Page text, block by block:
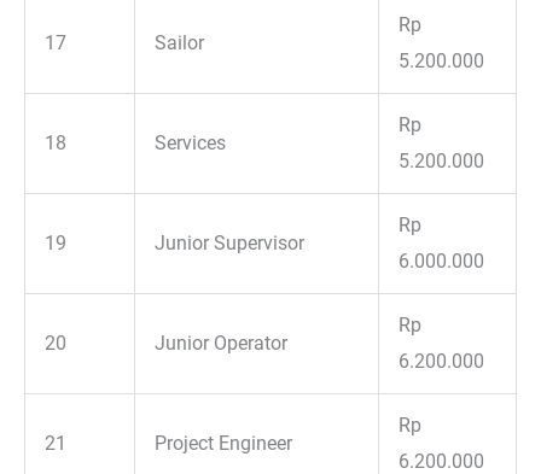
17 Sailor
Rp
5.200.000
18 Services
Rp
5.200.000
19 Junior Supervisor
Rp
6.000.000
20 Junior Operator
Rp
6.200.000
21 Project Engineer
Rp
6.200.000